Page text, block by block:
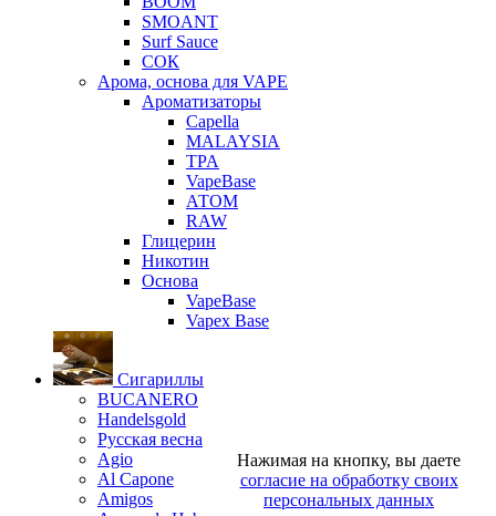
Нажимая на кнопку, вы даете
согласие на обработку своих
персональных данных
SMOANT
Surf Sauce
СОК
Арома, основа для VAPE
Ароматизаторы
Capella
MALAYSIA
TPA
VapeBase
АТОМ
RAW
Глицерин
Никотин
Основа
VapeBase
Vapex Base
Сигариллы
BUCANERO
Handelsgold
Русская весна
Agio
Al Capone
Amigos